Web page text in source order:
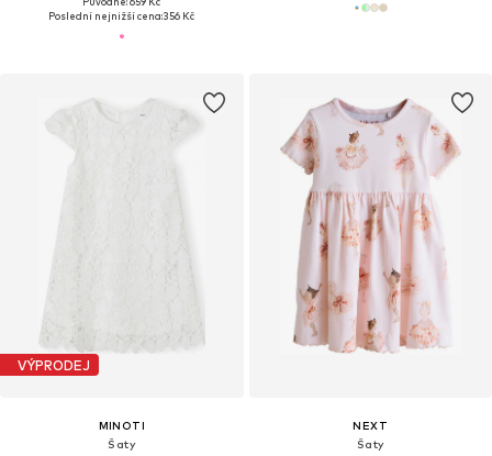
Poslední nejnižší cena:356 Kč
VÝPRODEJ
MINOTI
Šaty
NEXT
Šaty